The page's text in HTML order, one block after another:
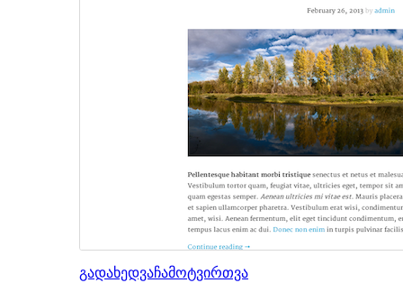
გადახედვაჩამოტვირთვა